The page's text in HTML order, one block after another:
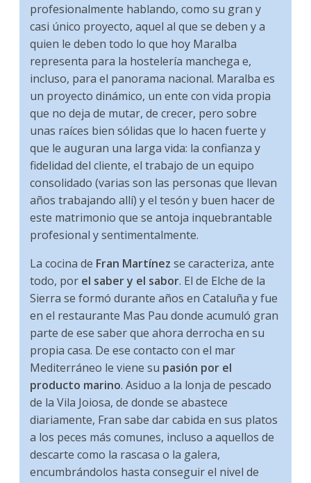
profesionalmente hablando, como su gran y
casi único proyecto, aquel al que se deben y a
quien le deben todo lo que hoy Maralba
representa para la hostelería manchega e,
incluso, para el panorama nacional. Maralba es
un proyecto dinámico, un ente con vida propia
que no deja de mutar, de crecer, pero sobre
unas raíces bien sólidas que lo hacen fuerte y
que le auguran una larga vida: la confianza y
fidelidad del cliente, el trabajo de un equipo
consolidado (varias son las personas que llevan
años trabajando allí) y el tesón y buen hacer de
este matrimonio que se antoja inquebrantable
profesional y sentimentalmente.
La cocina de Fran Martínez se caracteriza, ante
todo, por el saber y el sabor. El de Elche de la
Sierra se formó durante años en Cataluña y fue
en el restaurante Mas Pau donde acumuló gran
parte de ese saber que ahora derrocha en su
propia casa. De ese contacto con el mar
Mediterráneo le viene su pasión por el
producto marino. Asiduo a la lonja de pescado
de la Vila Joiosa, de donde se abastece
diariamente, Fran sabe dar cabida en sus platos
a los peces más comunes, incluso a aquellos de
descarte como la rascasa o la galera,
encumbrándolos hasta conseguir el nivel de